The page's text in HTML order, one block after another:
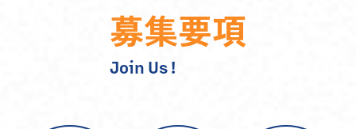
募集要項
Join Us !